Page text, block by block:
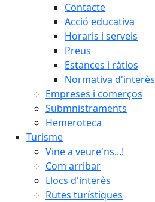
Contacte
Acció educativa
Horaris i serveis
Preus
Estances i ràtios
Normativa d'interès
Empreses i comerços
Submnistraments
Hemeroteca
Turisme
Vine a veure'ns...!
Com arribar
Llocs d'interès
Rutes turístiques